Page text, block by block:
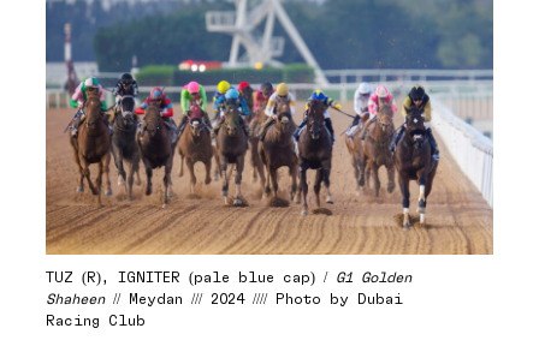
TUZ (R), IGNITER (pale blue cap) / G1 Golden
Shaheen// Meydan /// 2024 //// Photo by Dubai
Racing Club